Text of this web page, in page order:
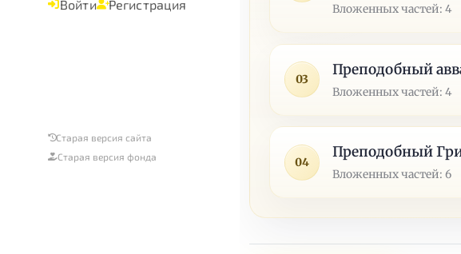
Войти Регистрация
Старая версия сайта
Старая версия фонда
Вложенных частей: 4
03
Преподобный
Вложенных частей: 4
04
Преподобный
Вложенных частей: 6